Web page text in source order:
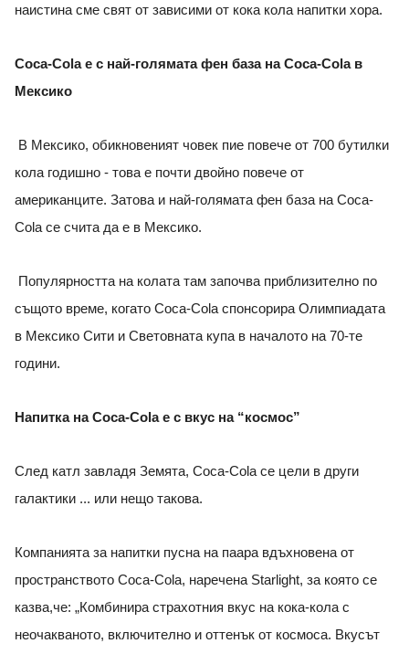
наистина сме свят от зависими от кока кола напитки хора.
Coca-Cola е с най-голямата фен база на Coca-Cola в
Мексико
В Мексико, обикновеният човек пие повече от 700 бутилки
кола годишно - това е почти двойно повече от
американците. Затова и най-голямата фен база на Coca-
Cola се счита да е в Мексико.
Популярността на колата там започва приблизително по
същото време, когато Coca-Cola спонсорира Олимпиадата
в Мексико Сити и Световната купа в началото на 70-те
години.
Напитка на Coca-Cola е с вкус на “космос”
След катл завладя Земята, Coca-Cola се цели в други
галактики ... или нещо такова.
Компанията за напитки пусна на паара вдъхновена от
пространството Coca-Cola, наречена Starlight, за която се
казва,че: „Комбинира страхотния вкус на кока-кола с
неочакваното, включително и оттенък от космоса. Вкусът